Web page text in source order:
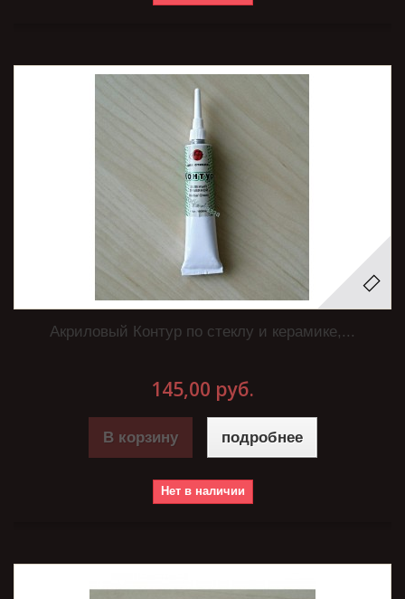
Акриловый Контур по стеклу и керамике,...
145,00 руб.
В корзину подробнее
Нет в наличии